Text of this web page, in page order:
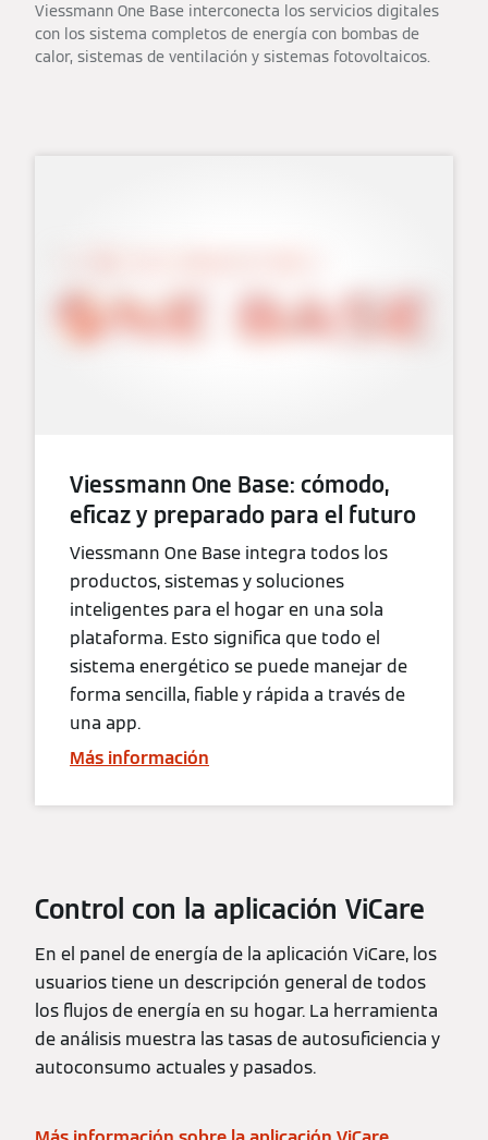
Viessmann One Base interconecta los servicios digitales
con los sistema completos de energía con bombas de
calor, sistemas de ventilación y sistemas fotovoltaicos.
Viessmann One Base: cómodo,
eficaz y preparado para el futuro
Viessmann One Base integra todos los
productos, sistemas y soluciones
inteligentes para el hogar en una sola
plataforma. Esto significa que todo el
sistema energético se puede manejar de
forma sencilla, fiable y rápida a través de
una app.
Más información
Control con la aplicación ViCare
En el panel de energía de la aplicación ViCare, los
usuarios tiene un descripción general de todos
los flujos de energía en su hogar. La herramienta
de análisis muestra las tasas de autosuficiencia y
autoconsumo actuales y pasados.